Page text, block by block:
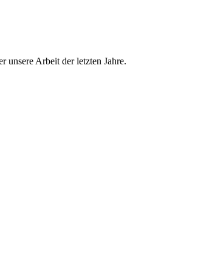
unsere Arbeit der letzten Jahre.